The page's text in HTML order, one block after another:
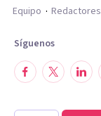
Equipo
Redactores
Síguenos